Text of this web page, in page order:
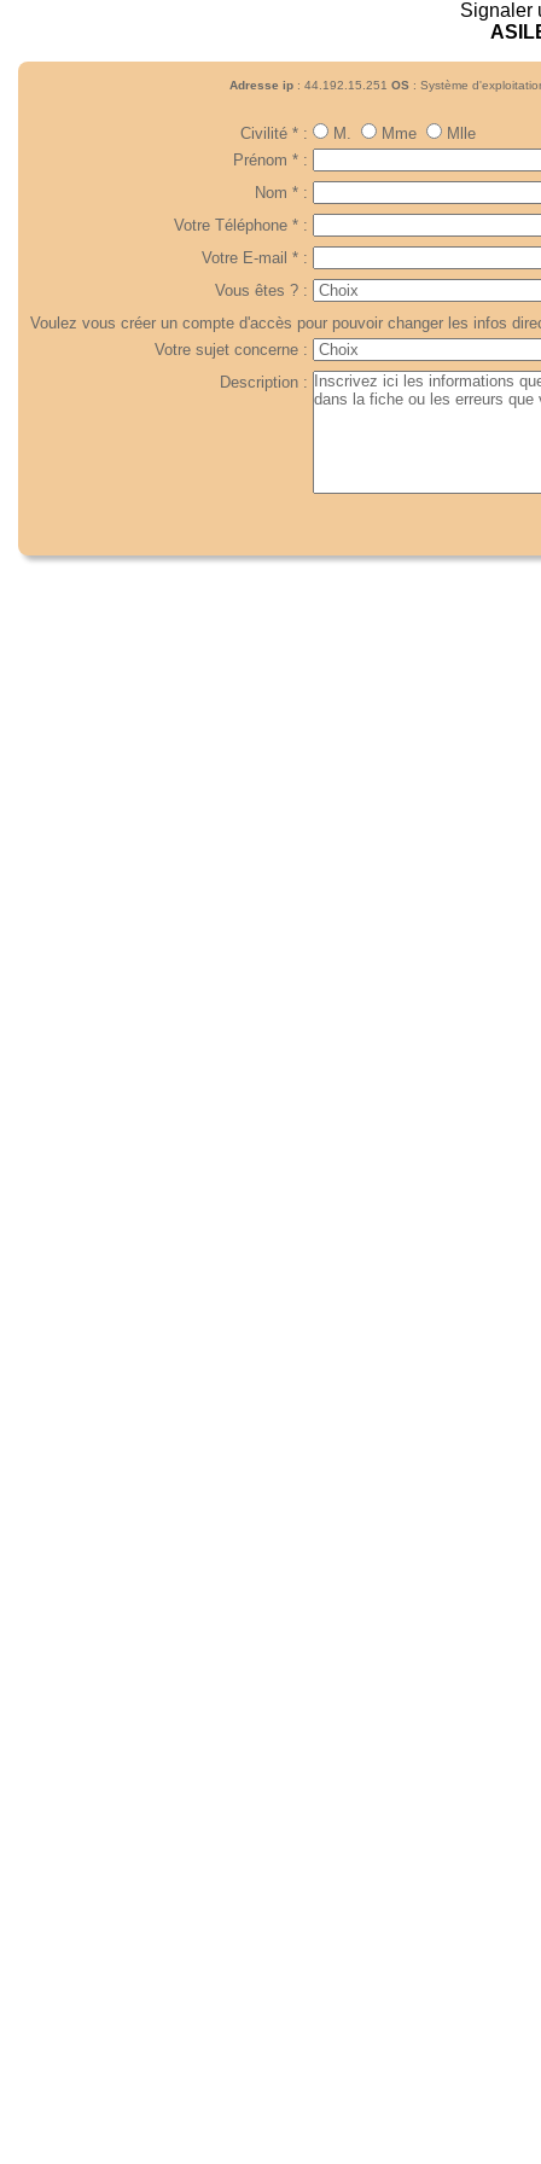
Signaler
Adresse ip : 44.192.15.251 OS : Système
Civilité * : M. Mme
Mlle
Prénom * :
Nom * :
Votre Téléphone * :
Votre E-mail * :
Vous êtes ? :
Voulez vous créer un compte d'accès pour pouvoir changer les infos
Votre sujet concerne :
Description :